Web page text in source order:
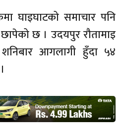
घाइघाटको समाचार पनि
छ । उदयपुर रौतामाइ
शनिबार आगलागी हुँदा ५४